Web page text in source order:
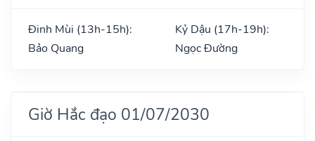
Đinh Mùi (13h-15h):
Bảo Quang
Kỷ Dậu (17h-19h):
Ngọc Đường
Giờ Hắc đạo 01/07/2030